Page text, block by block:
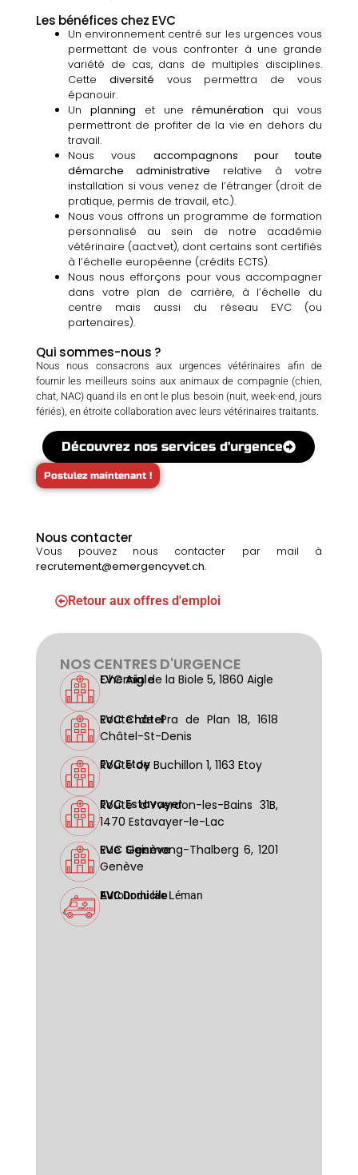
Les bénéfices chez EVC
Un environnement centré sur les urgences vous
permettant de vous confronter à une grande
variété de cas, dans de multiples disciplines.
Cette diversité vous permettra de vous
épanouir.
Un planning et unerémunération qui vous
permettront de profiter de la vie en dehors du
travail.
Nous vous accompagnons pour toute
démarche administrative relative à votre
installation si vous venez de l’étranger(droit de
pratique, permis de travail, etc.).
Nous vous offrons un programme de formation
personnalisé au sein de notre académie
vétérinaire (aact.vet), dont certains sont certifiés
à l’échelle européenne (crédits ECTS).
Nous nous efforçons pour vous accompagner
dans votre plan de carrière, à l’échelle du
centre mais aussi du réseau EVC (ou
partenaires).
Qui sommes-nous ?
Nous nous consacrons aux urgences vétérinaires afin de
fournir les meilleurs soins aux animaux de compagnie (chien,
chat, NAC) quand ils en ont le plus besoin (nuit, week-end, jours
fériés), en étroite collaboration avec leurs vétérinaires traitants.
Découvrez nos services d'urgence
Postulez maintenant !
Nous contacter
Vous pouvez nous contacter par mail à
recrutement@emergencyvet.ch.
Retour aux offres d'emploi
NOS CENTRES D'URGENCE
EVC Aigle
Chemin de la Biole 5, 1860 Aigle
EVC Châtel
Route de Pra de Plan 18, 1618
Châtel-St-Denis
EVC Etoy
Route de Buchillon 1, 1163 Etoy
EVC Estavayer
Route d’Yverdon-les-Bains 31B,
1470 Estavayer-le-Lac
EVC Genève
Rue Sigismong-Thalberg 6, 1201
Genève
EVC Domicile
Autour du lac Léman